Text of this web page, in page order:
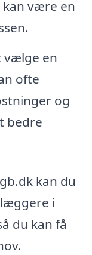
være en
vælge en
ofte
og
bedre
kan du
i
du kan få